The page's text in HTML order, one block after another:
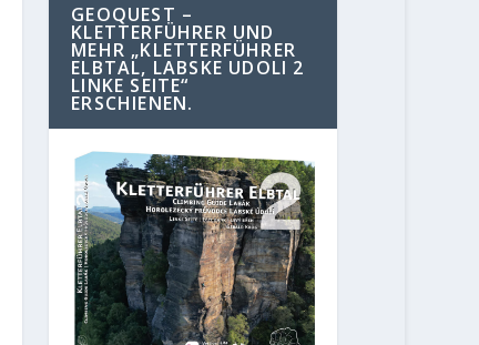
GEOQUEST –
KLETTERFÜHRER UND
MEHR „KLETTERFÜHRER
ELBTAL, LABSKE UDOLI 2
LINKE SEITE“
ERSCHIENEN.